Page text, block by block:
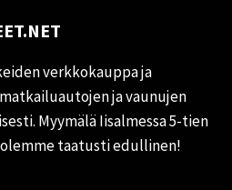
verkkokauppa ja
ja vaunujen
Myymälä Iisalmessa 5-tien
taatusti edullinen!